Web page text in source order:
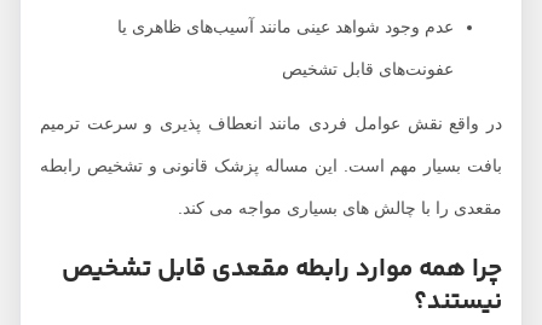
عدم وجود شواهد عینی مانند آسیب‌های ظاهری یا
عفونت‌های قابل تشخیص
در واقع نقش عوامل فردی مانند انعطاف پذیری و سرعت ترمیم
بافت بسیار مهم است. این مساله پزشک قانونی و تشخیص رابطه
مقعدی را با چالش های بسیاری مواجه می کند.
چرا همه موارد رابطه مقعدی قابل تشخیص
نیستند؟